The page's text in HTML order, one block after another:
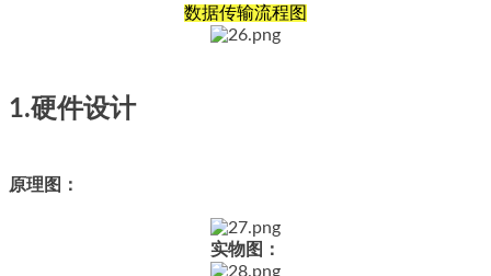
数据传输流程图
1.硬件设计
原理图：
实物图：